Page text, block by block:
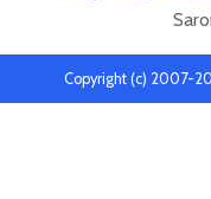
Copyright (c) 2007-